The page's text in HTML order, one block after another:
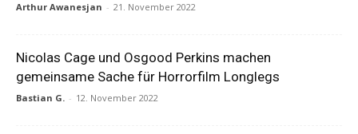
Arthur Awanesjan - 21. November 2022
Nicolas Cage und Osgood Perkins machen
gemeinsame Sache für Horrorfilm Longlegs
Bastian G. - 12. November 2022